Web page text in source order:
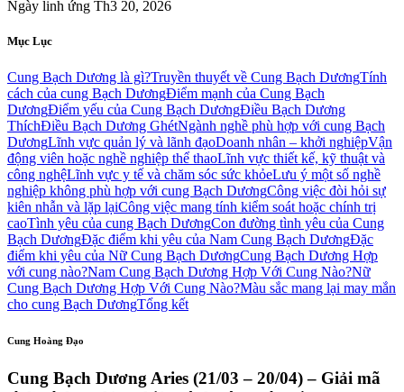
Ngày linh ứng Th3 20, 2026
Mục Lục
Cung Bạch Dương là gì?Truyền thuyết về Cung Bạch DươngTính
cách của cung Bạch DươngĐiểm mạnh của Cung Bạch
DươngĐiểm yếu của Cung Bạch DươngĐiều Bạch Dương
ThíchĐiều Bạch Dương GhétNgành nghề phù hợp với cung Bạch
DươngLĩnh vực quản lý và lãnh đạoDoanh nhân – khởi nghiệpVận
động viên hoặc nghề nghiệp thể thaoLĩnh vực thiết kế, kỹ thuật và
công nghệLĩnh vực y tế và chăm sóc sức khỏeLưu ý một số nghề
nghiệp không phù hợp với cung Bạch DươngCông việc đòi hỏi sự
kiên nhẫn và lặp lạiCông việc mang tính kiểm soát hoặc chính trị
caoTình yêu của cung Bạch DươngCon đường tình yêu của Cung
Bạch DươngĐặc điểm khi yêu của Nam Cung Bạch DươngĐặc
điểm khi yêu của Nữ Cung Bạch DươngCung Bạch Dương Hợp
với cung nào?Nam Cung Bạch Dương Hợp Với Cung Nào?Nữ
Cung Bạch Dương Hợp Với Cung Nào?Màu sắc mang lại may mắn
cho cung Bạch DươngTổng kết
Cung Hoàng Đạo
Cung Bạch Dương Aries (21/03 – 20/04) – Giải mã